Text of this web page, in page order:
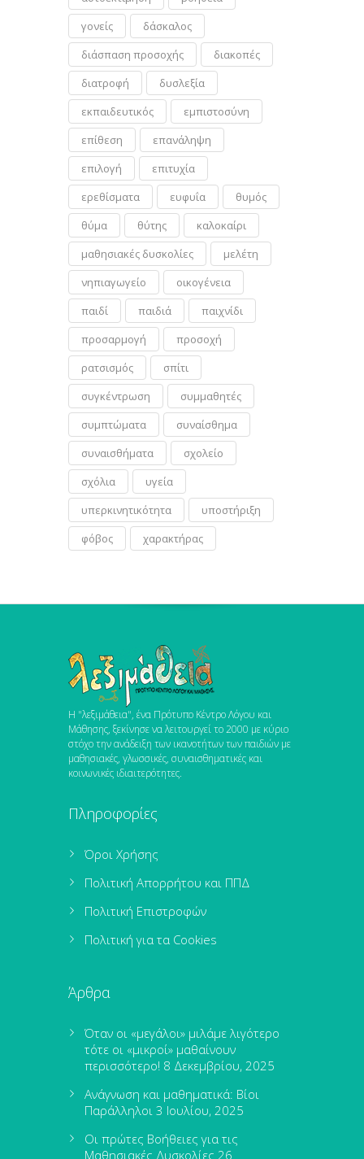
γονείς
δάσκαλος
διάσπαση προσοχής
διακοπές
διατροφή
δυσλεξία
εκπαιδευτικός
εμπιστοσύνη
επίθεση
επανάληψη
επιλογή
επιτυχία
ερεθίσματα
ευφυΐα
θυμός
θύμα
θύτης
καλοκαίρι
μαθησιακές δυσκολίες
μελέτη
νηπιαγωγείο
οικογένεια
παιδί
παιδιά
παιχνίδι
προσαρμογή
προσοχή
ρατσισμός
σπίτι
συγκέντρωση
συμμαθητές
συμπτώματα
συναίσθημα
συναισθήματα
σχολείο
σχόλια
υγεία
υπερκινητικότητα
υποστήριξη
φόβος
χαρακτήρας
Η "λεξιμάθεια", ένα Πρότυπο Κέντρο Λόγου και
Μάθησης, ξεκίνησε να λειτουργεί το 2000 με κύριο
στόχο την ανάδειξη των ικανοτήτων των παιδιών με
μαθησιακές, γλωσσικές, συναισθηματικές και
κοινωνικές ιδιαιτερότητες.
Πληροφορίες
Όροι Χρήσης
Πολιτική Απορρήτου και ΠΠΔ
Πολιτική Επιστροφών
Πολιτική για τα Cookies
Άρθρα
Όταν οι «μεγάλοι» μιλάμε λιγότερο
τότε οι «μικροί» μαθαίνουν
περισσότερο! 8 Δεκεμβρίου, 2025
Ανάγνωση και μαθηματικά: Βίοι
Παράλληλοι 3 Ιουλίου, 2025
Οι πρώτες Βοήθειες για τις
Μαθησιακές Δυσκολίες 26